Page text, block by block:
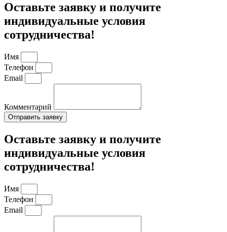
Оставьте заявку и получите
индивидуальные условия
сотрудничества!
Имя
Телефон
Email
Комментарий
Отправить заявку
Оставьте заявку и получите
индивидуальные условия
сотрудничества!
Имя
Телефон
Email